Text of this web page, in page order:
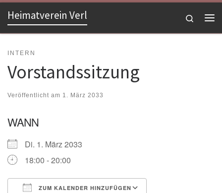
Zum Inhalt springen
Heimatverein Verl
Search
INTERN
Vorstandssitzung
Veröffentlicht am 1. März 2033
WANN
Di. 1. März 2033
18:00 - 20:00
ZUM KALENDER HINZUFÜGEN